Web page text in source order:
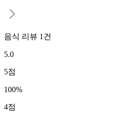
음식 리뷰 1 건
5.0
5점
100%
4점